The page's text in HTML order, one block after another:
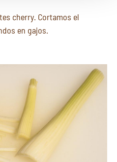
cherry. Cortamos el
en gajos.